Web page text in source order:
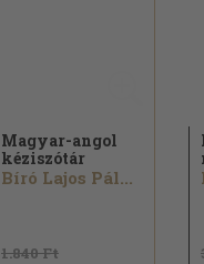
Magyar-angol
kéziszótár
Bíró Lajos Pál...
1.840 Ft